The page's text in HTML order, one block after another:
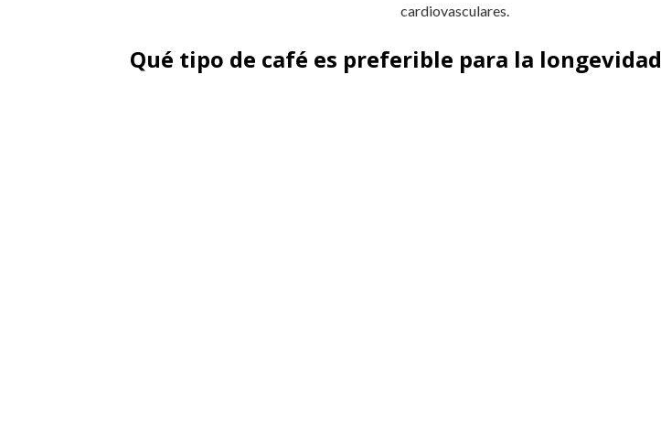
cardiovasculares.
Qué tipo de café es preferible para la longevidad